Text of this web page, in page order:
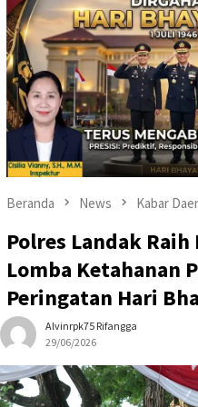
Beranda News Kabar
Polres Landak
Lomba Ketahanan
Peringatan Hari
Alvinrpk75 Rifangga
29/06/2026